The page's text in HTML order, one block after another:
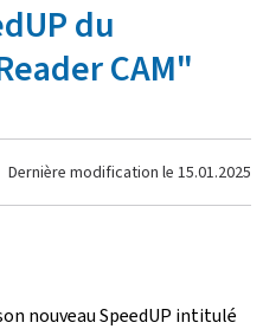
du
CAM"
Dernière modification le 15.01.2025
nouveau SpeedUP intitulé